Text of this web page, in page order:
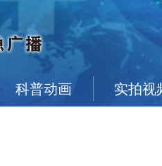
科普动画 实拍视